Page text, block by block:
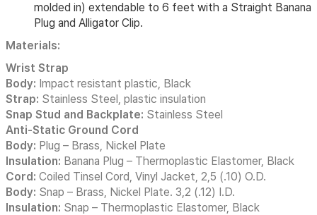
molded in) extendable to 6 feet with a Straight Banana
Plug and Alligator Clip.
Materials:
Wrist Strap
Body: Impact resistant plastic, Black
Strap: Stainless Steel, plastic insulation
Snap Stud and Backplate: Stainless Steel
Anti-Static Ground Cord
Body: Plug – Brass, Nickel Plate
Insulation: Banana Plug – Thermoplastic Elastomer, Black
Cord: Coiled Tinsel Cord, Vinyl Jacket, 2,5 (.10) O.D.
Body: Snap – Brass, Nickel Plate. 3,2 (.12) I.D.
Insulation: Snap – Thermoplastic Elastomer, Black